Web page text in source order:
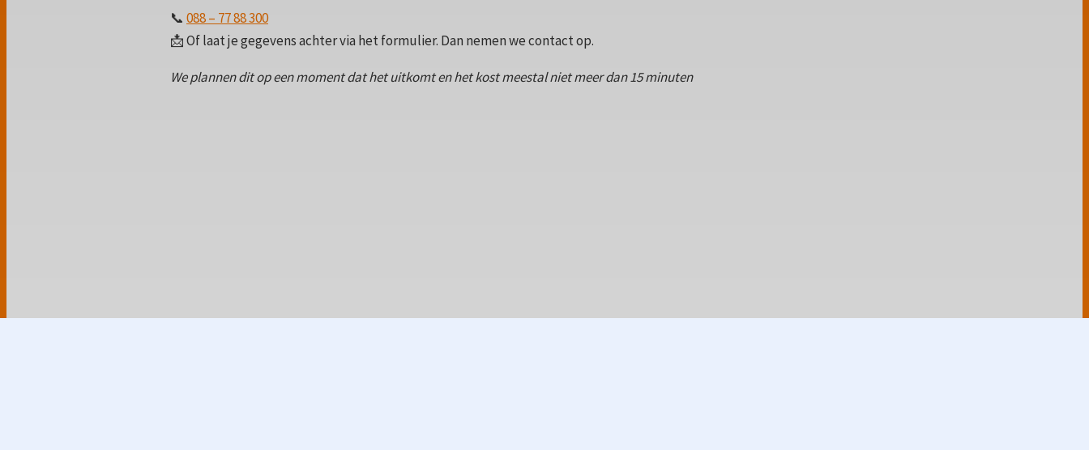
📞 088 – 77 88 300
📩 Of laat je gegevens achter via het formulier. Dan nemen we contact op.
We plannen dit op een moment dat het uitkomt en het kost meestal niet meer dan 15 minuten